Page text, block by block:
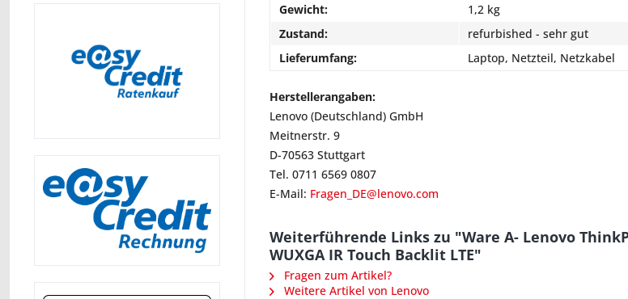
Gewicht:
1,2 kg
Zustand:
refurbished - sehr gut
Lieferumfang:
Laptop, Netzteil, Netzkabel
Herstellerangaben:
Lenovo (Deutschland) GmbH
Meitnerstr. 9
D-70563 Stuttgart
Tel. 0711 6569 0807
E-Mail: Fragen_DE@lenovo.com
Weiterführende Links zu "Ware A- Lenovo
WUXGA IR Touch Backlit LTE"
Fragen zum Artikel?
Weitere Artikel von Lenovo